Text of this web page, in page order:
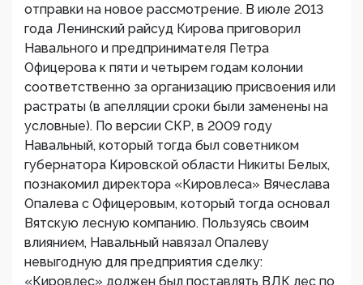
отправки на новое рассмотрение. В июле 2013
года Ленинский райсуд Кирова приговорил
Навального и предпринимателя Петра
Офицерова к пяти и четырем годам колонии
соответственно за организацию присвоения или
растраты (в апелляции сроки были заменены на
условные). ​По версии СКР, в 2009 году
Навальный, который тогда был советником
губернатора Кировской области Никиты Белых,
познакомил директора «Кировлеса» Вячеслава
Опалева с Офицеровым, который тогда основал
Вятскую лесную компанию. Пользуясь своим
влиянием, Навальный навязал Опалеву
невыгодную для предприятия сделку:
«Кировлес» должен был поставлять ВЛК лес по